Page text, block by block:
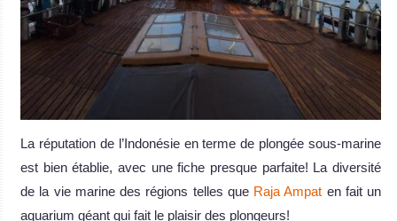
La réputation de l’Indonésie en terme de plongée sous-marine
est bien établie, avec une fiche presque parfaite! La diversité
de la vie marine des régions telles queRaja Ampat en fait un
aquarium géant qui fait le plaisir des plongeurs!